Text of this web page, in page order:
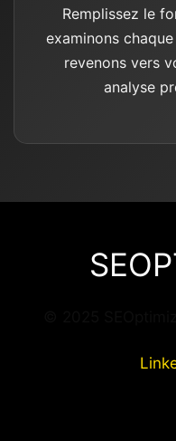
Remplissez le
examinons
revenons vers
analyse